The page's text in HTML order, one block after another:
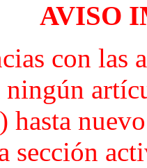
AVISO
con las
ningún
hasta
sección